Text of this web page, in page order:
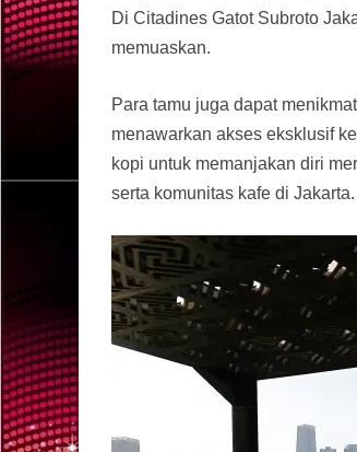
Di Citadines Gatot Subroto
memuaskan.
Para tamu juga dapat
menawarkan akses eksklusif
kopi untuk memanjakan diri
serta komunitas kafe di Jakarta.